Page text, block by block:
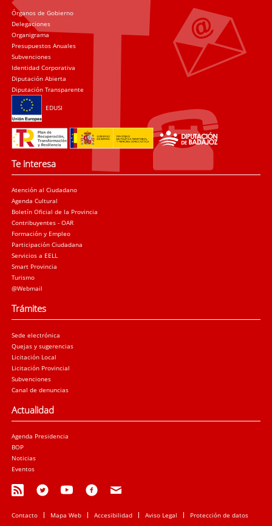
Órganos de Gobierno
Delegaciones
Organigrama
Presupuestos Anuales
Subvenciones
Identidad Corporativa
Diputación Abierta
Diputación Transparente
EDUSI
Te interesa
Atención al Ciudadano
Agenda Cultural
Boletín Oficial de la Provincia
Contribuyentes - OAR
Formación y Empleo
Participación Ciudadana
Servicios a EELL
Smart Provincia
Turismo
@Webmail
Trámites
Sede electrónica
Quejas y sugerencias
Licitación Local
Licitación Provincial
Subvenciones
Canal de denuncias
Actualidad
Agenda Presidencia
BOP
Noticias
Eventos
Contacto Mapa Web Accesibilidad Aviso Legal Protección de datos